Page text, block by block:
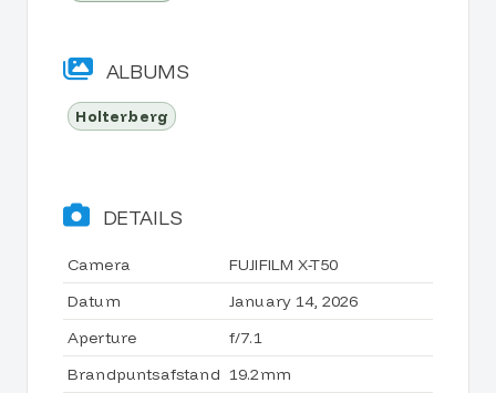
ALBUMS
Holterberg
DETAILS
Camera
FUJIFILM X-T50
Datum
January 14, 2026
Aperture
f/7.1
Brandpuntsafstand 19.2mm